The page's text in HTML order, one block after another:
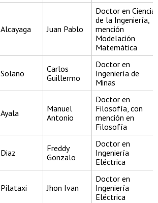
Alcayaga Juan Pablo
Doctor en
de la Ingeniería,
mención
Modelación
Matemática
Solano
Carlos
Guillermo
Doctor en
Ingeniería de
Minas
Ayala
Manuel
Antonio
Doctor en
Filosofía, con
mención en
Filosofía
Diaz
Freddy
Gonzalo
Doctor en
Ingeniería
Eléctrica
Pilataxi Jhon Ivan
Doctor en
Ingeniería
Eléctrica